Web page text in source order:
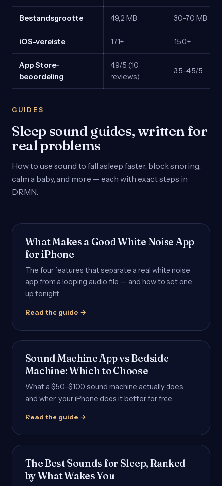
Bestandsgrootte 49,2 MB 30–70 MB
iOS-vereiste 17.1+ 15.0+
App Store-
beoordeling
4,9/5 (10
reviews)
3,5–4,5/5
GUIDES
Sleep sound guides, written for
real problems
How to use sound to fall asleep faster, block snoring,
calm a baby, and more — each with exact steps in
DRMN.
What Makes a Good White Noise App
for iPhone
The four features that separate a real white noise
app from a looping audio file — and how to set one
up tonight.
Read the guide →
Sound Machine App vs Bedside
Machine: Which to Choose
What a $50–$100 sound machine actually does,
and when your iPhone does it better for free.
Read the guide →
The Best Sounds for Sleep, Ranked
by What Wakes You